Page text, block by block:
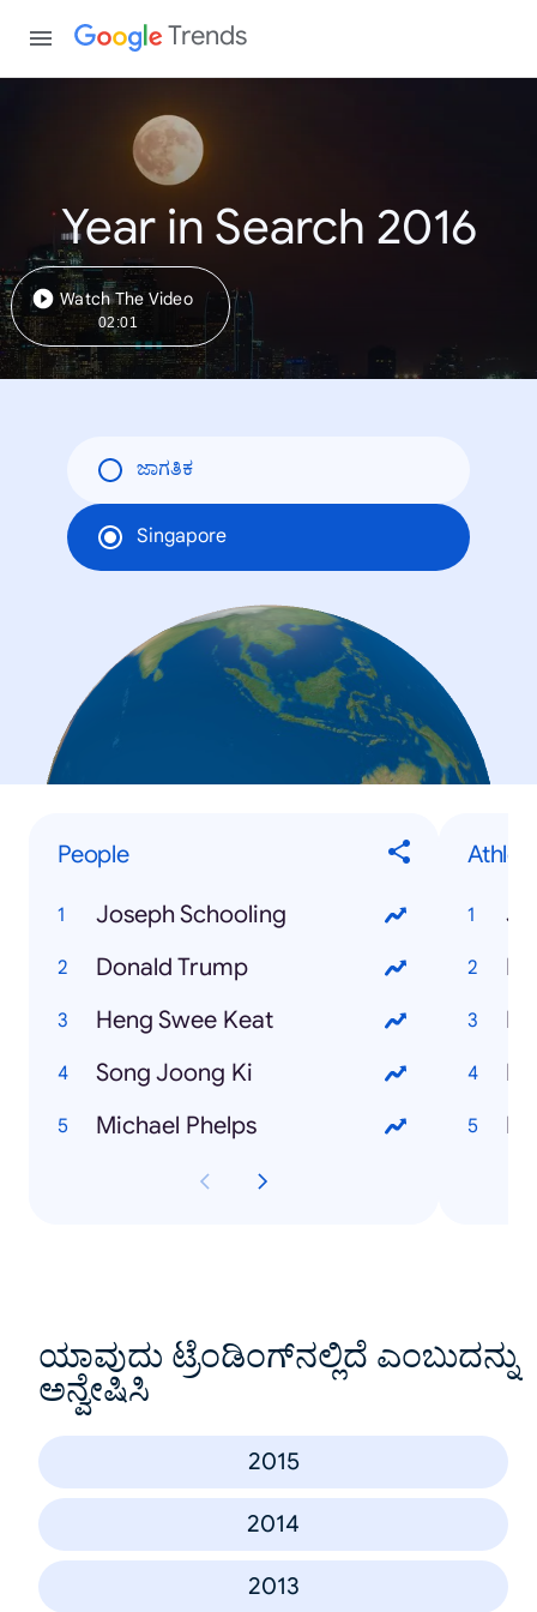
Trends
Year in Search 2016
Watch The Video
02:01
ಜಾಗತಿಕ
Singapore
People
Joseph Schooling
Donald Trump
Heng Swee Keat
Song Joong Ki
Michael Phelps
ಯಾವುದು ಟ್ರೆಂಡಿಂಗ್‌ನಲ್ಲಿದೆ ಎಂಬುದನ್ನು
ಅನ್ವೇಷಿಸಿ
2015
2014
2013